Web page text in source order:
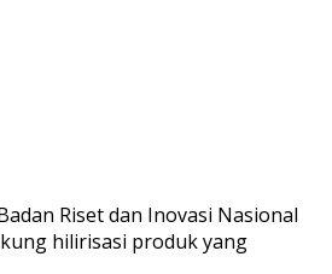
Riset dan Inovasi Nasional
hilirisasi produk yang